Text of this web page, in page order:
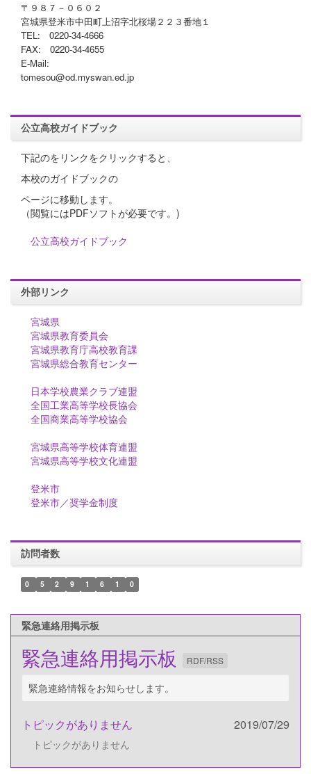
〒９８７－０６０２
宮城県登米市中田町上沼字北桜場２２３番地１
TEL: 0220-34-4666
FAX: 0220-34-4655
E-Mail:
tomesou@od.myswan.ed.jp
公立高校ガイドブック
下記のをリンクをクリックすると、
本校のガイドブックの
ページに移動します。
（閲覧にはPDFソフトが必要です。)
公立高校ガイドブック
外部リンク
宮城県
宮城県教育委員会
宮城県教育庁高校教育課
宮城県総合教育センター
日本学校農業クラブ連盟
全国工業高等学校長協会
全国商業高等学校協会
宮城県高等学校体育連盟
宮城県高等学校文化連盟
登米市
登米市／奨学金制度
訪問者数
0 5 2 9 1 6 1 0
緊急連絡用掲示板
緊急連絡用掲示板 RDF/RSS
緊急連絡情報をお知らせします。
トピックがありません 2019/07/29
トピックがありません